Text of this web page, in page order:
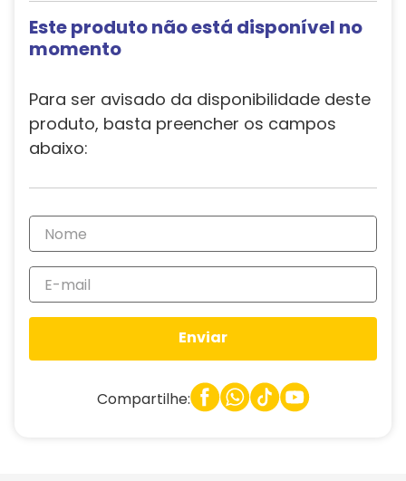
Este produto não está disponível no
momento
Para ser avisado da disponibilidade deste
produto, basta preencher os campos
abaixo:
Enviar
Compartilhe: